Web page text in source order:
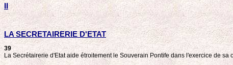
II
LA SECRETAIRERIE D'ETAT
39
La Secrétairerie d'Etat aide étroitement le Souverain Pontife dans l'exercice de sa